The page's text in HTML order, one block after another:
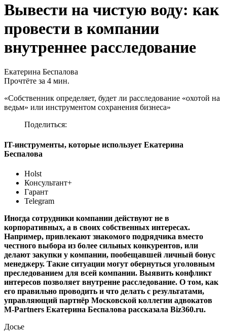
Вывести на чистую воду: как
провести в компании
внутреннее расследование
Екатерина Беспалова
Прочтёте за 4 мин.
«Собственник определяет, будет ли расследование «охотой на
ведьм» или инструментом сохранения бизнеса»
Поделиться:
IT-инструменты, которые использует Екатерина
Беспалова
Holst
Консультант+
Гарант
Telegram
Иногда сотрудники компании действуют не в
корпоративных, а в своих собственных интересах.
Например, привлекают знакомого подрядчика вместо
честного выбора из более сильных конкурентов, или
делают закупки у компании, пообещавшей личный бонус
менеджеру. Такие ситуации могут обернуться уголовным
преследованием для всей компании. Выявить конфликт
интересов позволяет внутренне расследование. О том, как
его правильно проводить и что делать с результатами,
управляющий партнёр Московской коллегии адвокатов
M-Partners Екатерина Беспалова рассказала Biz360.ru.
Досье